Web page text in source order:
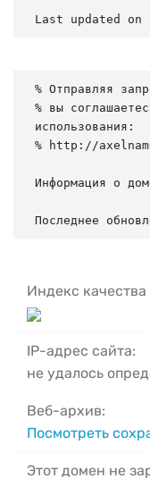
Last updated on
% Отправляя
% вы
использования:
% http://
Информация о
Последнее
Индекс качества
IP-адрес сайта:
не удалось
Веб-архив:
Посмотреть
Этот домен не